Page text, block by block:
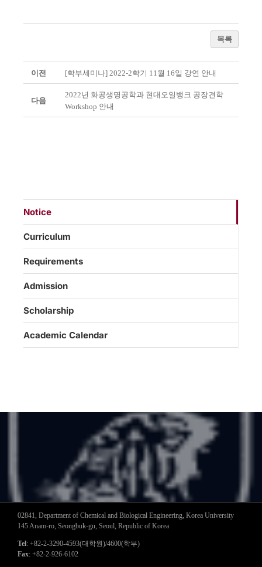
목록
이전 [학부세미나] 2022-2학기 11월 16일 강연 안내
다음
2022년 화공생명공학과 현대오일뱅크 공장견학
Workshop 안내
Notice
Curriculum
Requirements
Admission
Scholarship
Academic Calendar
02841, Department of Chemical and Biological Engineering, Korea University
145 Anam-ro, Seongbuk-gu, Seoul, Republic of Korea
Tel: +82-2-3290-4593(대학원)/4600(학부)
Fax: +82-2-926-6102